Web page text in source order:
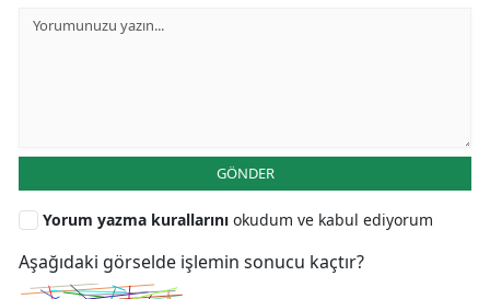
GÖNDER
Yorum yazma kurallarını okudum ve kabul ediyorum
Aşağıdaki görselde işlemin sonucu kaçtır?